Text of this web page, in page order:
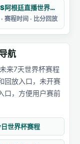
西班牙VS阿根廷直播世界杯主题曲目
赛程时间 · 比分回放
航
来7天世界杯赛程
回放入口，未开赛
口，方便用户赛前
世界杯赛程